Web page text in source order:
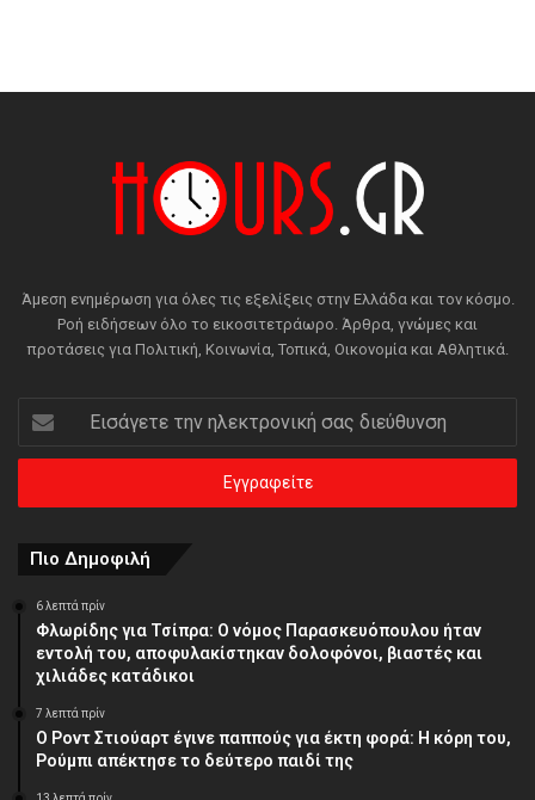
Άμεση ενημέρωση για όλες τις εξελίξεις στην Ελλάδα και τον κόσμο.
Ροή ειδήσεων όλο το εικοσιτετράωρο. Άρθρα, γνώμες και
προτάσεις για Πολιτική, Κοινωνία, Τοπικά, Οικονομία και Αθλητικά.
την
ηλεκτρονική
διεύθυνση
Πιο Δημοφιλή
6 λεπτά πρίν
Φλωρίδης για Τσίπρα: Ο νόμος Παρασκευόπουλου ήταν
εντολή του, αποφυλακίστηκαν δολοφόνοι, βιαστές και
χιλιάδες κατάδικοι
7 λεπτά πρίν
Ο Ροντ Στιούαρτ έγινε παππούς για έκτη φορά: Η κόρη του,
Ρούμπι απέκτησε το δεύτερο παιδί της